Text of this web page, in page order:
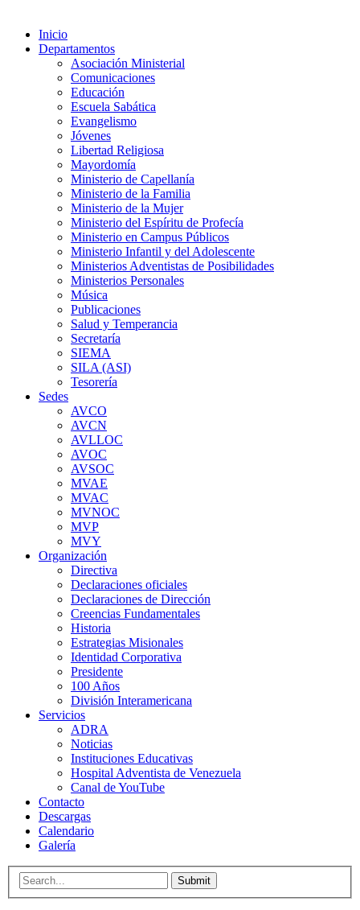
Inicio
Departamentos
Asociación Ministerial
Comunicaciones
Educación
Escuela Sabática
Evangelismo
Jóvenes
Libertad Religiosa
Mayordomía
Ministerio de Capellanía
Ministerio de la Familia
Ministerio de la Mujer
Ministerio del Espíritu de Profecía
Ministerio en Campus Públicos
Ministerio Infantil y del Adolescente
Ministerios Adventistas de Posibilidades
Ministerios Personales
Música
Publicaciones
Salud y Temperancia
Secretaría
SIEMA
SILA (ASI)
Tesorería
Sedes
AVCO
AVCN
AVLLOC
AVOC
AVSOC
MVAE
MVAC
MVNOC
MVP
MVY
Organización
Directiva
Declaraciones oficiales
Declaraciones de Dirección
Creencias Fundamentales
Historia
Estrategias Misionales
Identidad Corporativa
Presidente
100 Años
División Interamericana
Servicios
ADRA
Noticias
Instituciones Educativas
Hospital Adventista de Venezuela
Canal de YouTube
Contacto
Descargas
Calendario
Galería
Submit